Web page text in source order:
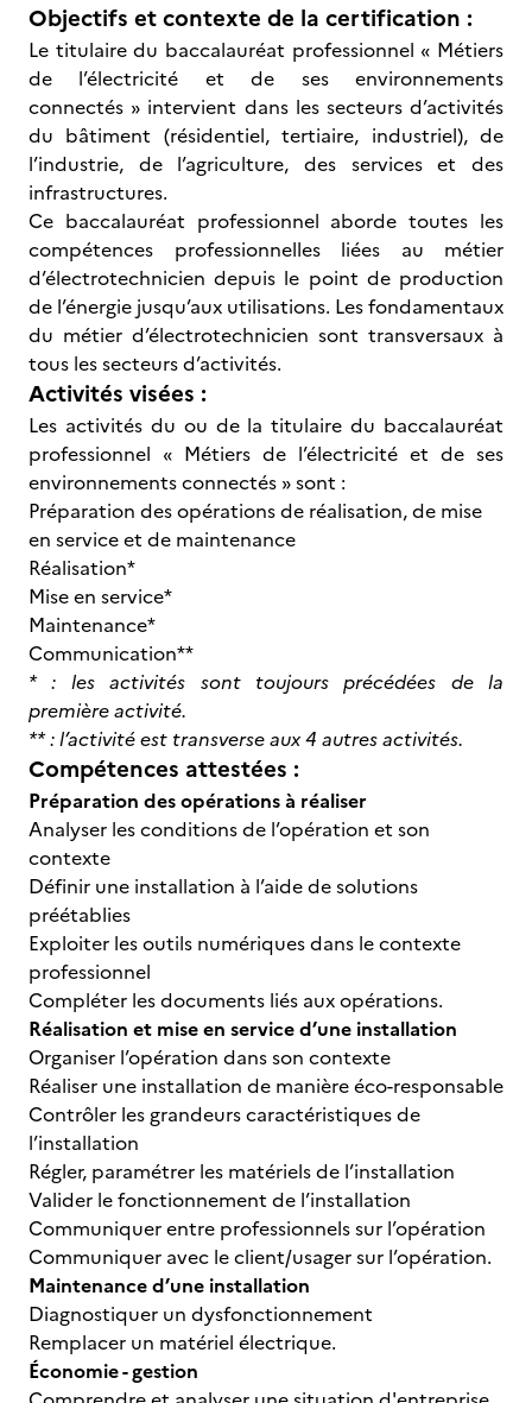
Objectifs et contexte de la certification :
Le titulaire du baccalauréat professionnel « Métiers
de l’électricité et de ses environnements
connectés » intervient dans les secteurs d’activités
du bâtiment (résidentiel, tertiaire, industriel), de
l’industrie, de l’agriculture, des services et des
infrastructures.
Ce baccalauréat professionnel aborde toutes les
compétences professionnelles liées au métier
d’électrotechnicien depuis le point de production
de l’énergie jusqu’aux utilisations. Les fondamentaux
du métier d’électrotechnicien sont transversaux à
tous les secteurs d’activités.
Activités visées :
Les activités du ou de la titulaire du baccalauréat
professionnel « Métiers de l’électricité et de ses
environnements connectés » sont :
Préparation des opérations de réalisation, de mise
en service et de maintenance
Réalisation*
Mise en service*
Maintenance*
Communication**
* : les activités sont toujours précédées de la
première activité.
** : l’activité est transverse aux 4 autres activités.
Compétences attestées :
Préparation des opérations à réaliser
Analyser les conditions de l’opération et son
contexte
Définir une installation à l’aide de solutions
préétablies
Exploiter les outils numériques dans le contexte
professionnel
Compléter les documents liés aux opérations.
Réalisation et mise en service d’une installation
Organiser l’opération dans son contexte
Réaliser une installation de manière éco-responsable
Contrôler les grandeurs caractéristiques de
l’installation
Régler, paramétrer les matériels de l’installation
Valider le fonctionnement de l’installation
Communiquer entre professionnels sur l’opération
Communiquer avec le client/usager sur l’opération.
Maintenance d’une installation
Diagnostiquer un dysfonctionnement
Remplacer un matériel électrique.
Économie - gestion